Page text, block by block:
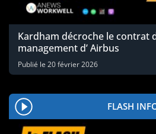
Kardham décroche le contrat
management d’ Airbus
Publié le 20 février 2026
FLASH